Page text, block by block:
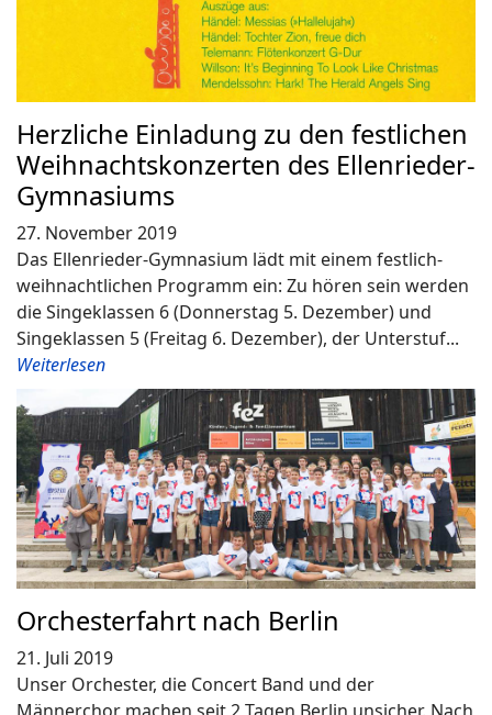
Herzliche Einladung zu den festlichen
Weihnachtskonzerten des Ellenrieder-
Gymnasiums
27. November 2019
Das Ellenrieder-Gymnasium lädt mit einem festlich-
weihnachtlichen Programm ein: Zu hören sein werden
die Singeklassen 6 (Donnerstag 5. Dezember) und
Singeklassen 5 (Freitag 6. Dezember), der Unterstuf...
Weiterlesen
Orchesterfahrt nach Berlin
21. Juli 2019
Unser Orchester, die Concert Band und der